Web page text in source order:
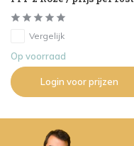
Vergelijk
Op voorraad
Login voor prijzen